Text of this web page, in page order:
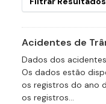
Acidentes de
Dados dos
Os dados estão
os registros do ano
os registros...